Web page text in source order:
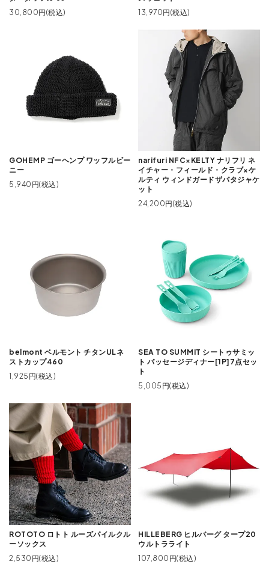
30,800円(税込)
13,970円(税込)
GOHEMP ゴーヘンプ ワッフルビー
ニー
5,940円(税込)
narifuri NFC×KELTY ナリフリ ネ
イチャー・フィールド・クラブ×ケ
ルティ ウィンドガードザパタジャケ
ット
24,200円(税込)
belmont ベルモント チタンULネ
ストカップ460
1,925円(税込)
SEA TO SUMMIT シートゥサミッ
ト パッセージディナー[1P]7点セッ
ト
5,005円(税込)
ROTOTO ロトト ルーズパイルクル
ーソックス
2,530円(税込)
HILLEBERG ヒルバーグ タープ20
ウルトラライト
107,800円(税込)